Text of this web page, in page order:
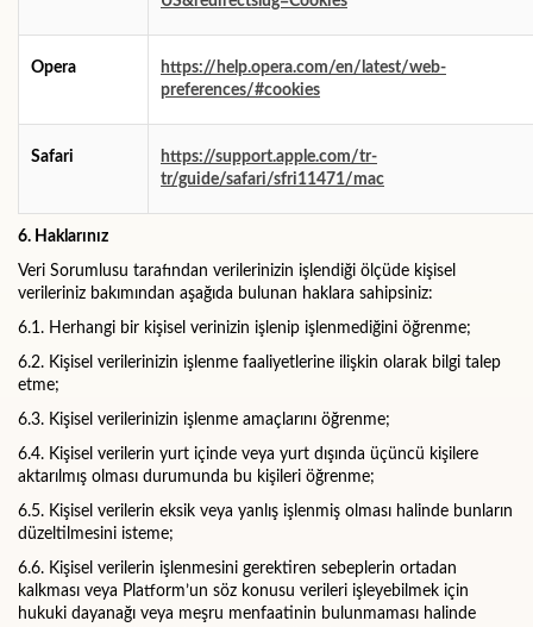
Opera
https://help.opera.com/en/latest/web-
preferences/#cookies
Safari
https://support.apple.com/tr-
tr/guide/safari/sfri11471/mac
6. Haklarınız
Veri Sorumlusu tarafından verilerinizin işlendiği ölçüde kişisel
verileriniz bakımından aşağıda bulunan haklara sahipsiniz:
6.1. Herhangi bir kişisel verinizin işlenip işlenmediğini öğrenme;
6.2. Kişisel verilerinizin işlenme faaliyetlerine ilişkin olarak bilgi talep
etme;
6.3. Kişisel verilerinizin işlenme amaçlarını öğrenme;
6.4. Kişisel verilerin yurt içinde veya yurt dışında üçüncü kişilere
aktarılmış olması durumunda bu kişileri öğrenme;
6.5. Kişisel verilerin eksik veya yanlış işlenmiş olması halinde bunların
düzeltilmesini isteme;
6.6. Kişisel verilerin işlenmesini gerektiren sebeplerin ortadan
kalkması veya Platform’un söz konusu verileri işleyebilmek için
hukuki dayanağı veya meşru menfaatinin bulunmaması halinde